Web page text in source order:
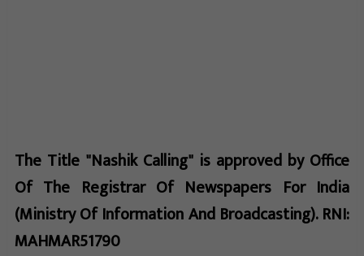
The Title "Nashik Calling" is approved by Office
Of The Registrar Of Newspapers For India
(Ministry Of Information And Broadcasting). RNI:
MAHMAR51790